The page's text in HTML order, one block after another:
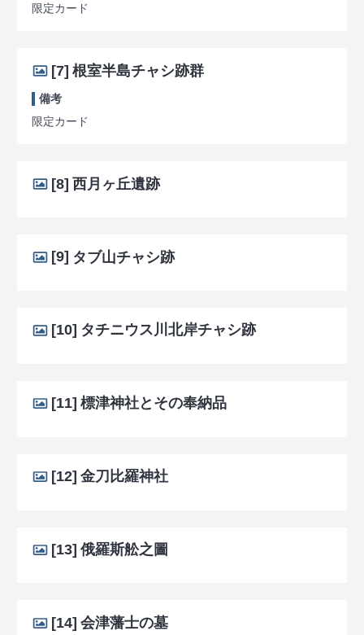
限定カード
[7] 根室半島チャシ跡群
備考
限定カード
[8] 西月ヶ丘遺跡
[9] タブ山チャシ跡
[10] タチニウス川北岸チャシ跡
[11] 標津神社とその奉納品
[12] 金刀比羅神社
[13] 俄羅斯舩之圖
[14] 会津藩士の墓